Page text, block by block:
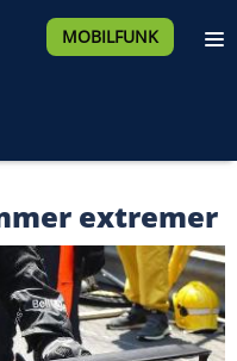
MOBILFUNK
extremer